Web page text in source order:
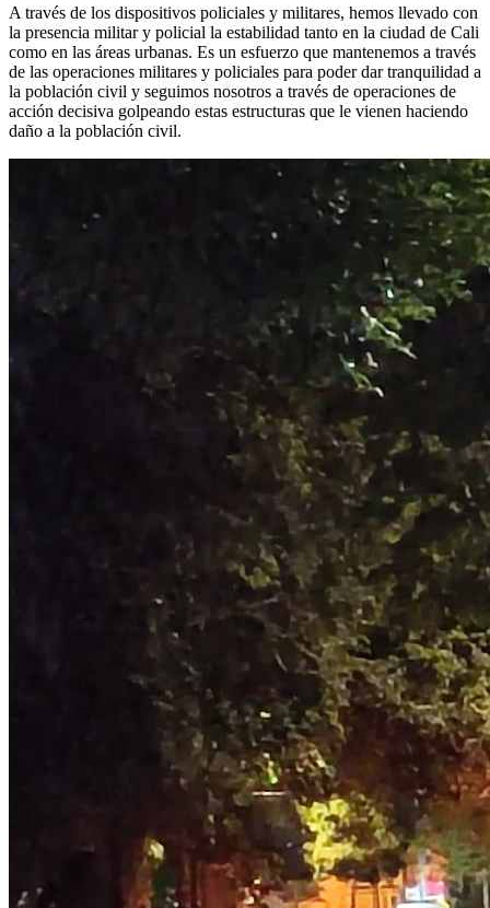
A través de los dispositivos policiales y militares, hemos llevado con
la presencia militar y policial la estabilidad tanto en la ciudad de Cali
como en las áreas urbanas. Es un esfuerzo que mantenemos a través
de las operaciones militares y policiales para poder dar tranquilidad a
la población civil y seguimos nosotros a través de operaciones de
acción decisiva golpeando estas estructuras que le vienen haciendo
daño a la población civil.